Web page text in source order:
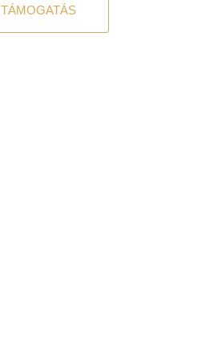
TÁMOGATÁS